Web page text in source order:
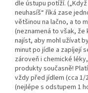
dle ústupu potíží.
neuhasíš“ říká zase
většinou na lačno, a to
(neznamená to však,
najíst, aby mohl užívat
minut po jídle a zapíjejí
zároveň i chemické
produkty současně!
vždy před jídlem (cca
(nejlépe s odstupem 1